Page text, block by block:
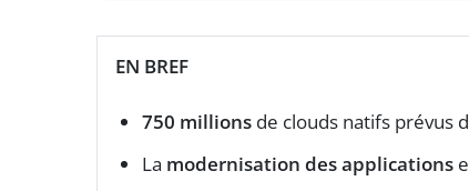
EN BREF
750 millions de clouds natifs prévus
La modernisation des applications